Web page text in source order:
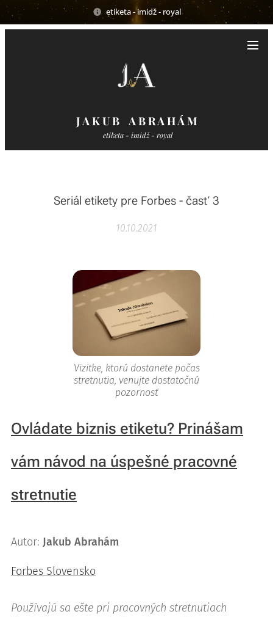
etiketa - imidž - royal
J A K U B A B R A H Á M
etiketa - imidž - royal
Seriál etikety pre Forbes - časť 3
10.10.2021
Vizitke, ktorú dostanete počas
stretnutia, venujte dostatočnú
pozornosť
Ovládate biznis etiketu? Prinášam
vám návod na úspešné pracovné
stretnutie
Autor: Jakub Abrahám
Forbes Slovensko
Používajú sa ešte pri pracovných stretnutiach